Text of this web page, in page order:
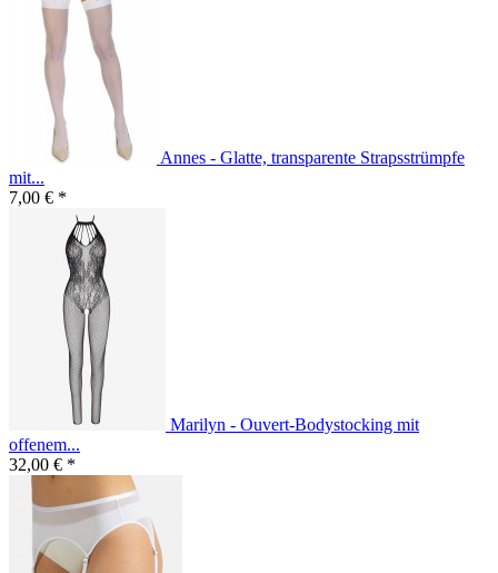
Annes - Glatte, transparente Strapsstrümpfe
mit...
7,00 € *
Marilyn - Ouvert-Bodystocking mit
offenem...
32,00 € *